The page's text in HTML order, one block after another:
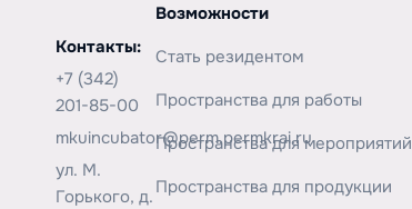
Контакты:
+7 (342)
201-85-00
mkuincubator@perm.permkrai.ru
ул. М.
Горького, д.
Возможности
Стать резидентом
Пространства для работы
Пространства для мероприятий
Пространства для продукции